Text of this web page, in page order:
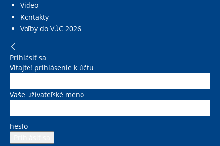
Video
Kontakty
Voľby do VÚC 2026
Prihlásiť sa
Vitajte! prihlásenie k účtu
Vaše užívateľské meno
heslo